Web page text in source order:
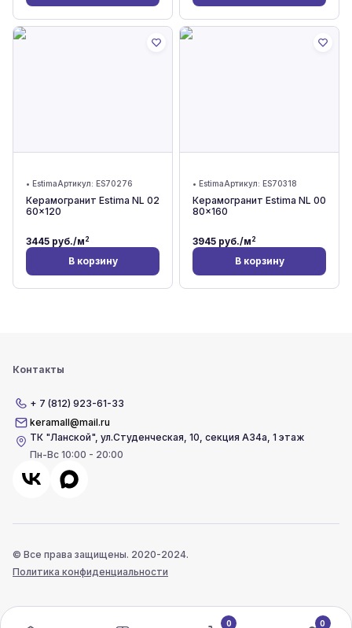
• EstimaАртикул: ES70276
Керамогранит Estima NL 02
60x120
3445 руб./м2
В корзину
• EstimaАртикул: ES70318
Керамогранит Estima NL 00
80x160
3945 руб./м2
В корзину
Контакты
+ 7 (812) 923-61-33
keramall@mail.ru
ТК "Ланской",ул.Студенческая, 10, секция А34а, 1 этаж
Пн-Вс 10:00 - 20:00
© Все права защищены. 2020-2024.
Политика конфиденциальности
0 0